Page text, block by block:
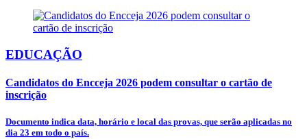
EDUCAÇÃO
Candidatos do Encceja 2026 podem consultar o cartão de
inscrição
Documento indica data, horário e local das provas, que serão aplicadas no
dia 23 em todo o país.